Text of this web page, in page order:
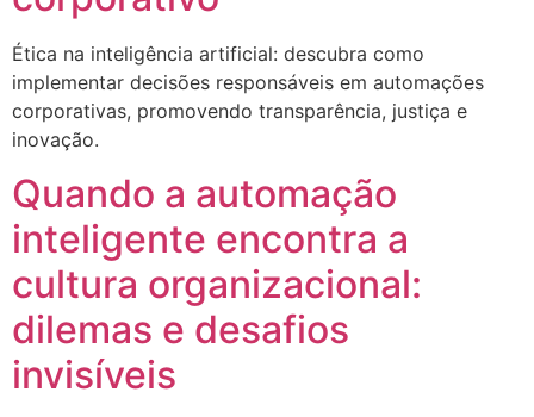
Ética na inteligência artificial: descubra como
implementar decisões responsáveis em automações
corporativas, promovendo transparência, justiça e
inovação.
Quando a automação
inteligente encontra a
cultura organizacional:
dilemas e desafios
invisíveis